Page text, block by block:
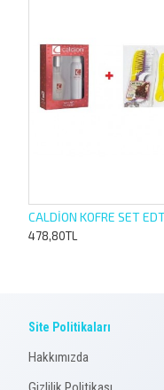
478,80TL
Site Politikaları
Hakkımızda